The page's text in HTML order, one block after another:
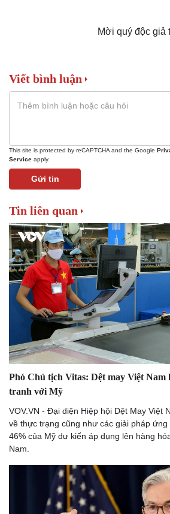
Sức khỏe
Dinh dưỡng - món ngon
Nhi khoa
Nam khoa
Làm đẹp - giảm cân
Phòng mạch online
Sân khấu - Điện ảnh
Nghệ
Thời
Sao
Mời quý độc giả
Viết bình luận
This site is protected by reCAPTCHA and the Google
Service apply.
Gửi tin
Tin liên quan
Phó Chủ tịch Vitas: Dệt may Việt Nam
tranh với Mỹ
VOV.VN - Đại diện Hiệp hội Dệt May Việt
về thực trạng cũng như các giải pháp
46% của Mỹ dự kiến áp dụng lên hàng
Nam.